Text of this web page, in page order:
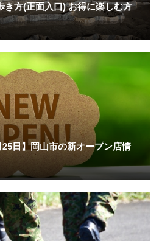
き方(正面入口) お得に楽しむ方
25日】岡山市の新オープン店情